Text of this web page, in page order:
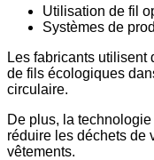
Utilisation de fil
Systèmes de
Les fabricants utilisent
de fils écologiques
circulaire.
De plus, la
réduire les déchets de
vêtements.